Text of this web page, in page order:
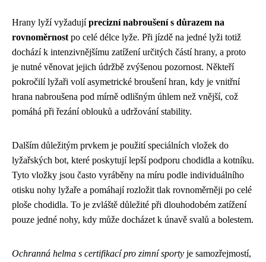
Hrany lyží vyžadujíprecizní nabroušení s důrazem na
rovnoměrnost po celé délce lyže. Při jízdě na jedné lyži totiž
dochází k intenzivnějšímu zatížení určitých částí hrany, a proto
je nutné věnovat jejich údržbě zvýšenou pozornost. Někteří
pokročilí lyžaři volí asymetrické broušení hran, kdy je vnitřní
hrana nabroušena pod mírně odlišným úhlem než vnější, což
pomáhá při řezání oblouků a udržování stability.
Dalším důležitým prvkem je použití speciálních vložek do
lyžařských bot, které poskytují lepší podporu chodidla a kotníku.
Tyto vložky jsou často vyráběny na míru podle individuálního
otisku nohy lyžaře a pomáhají rozložit tlak rovnoměrněji po celé
ploše chodidla. To je zvláště důležité při dlouhodobém zatížení
pouze jedné nohy, kdy může docházet k únavě svalů a bolestem.
Ochranná helma s certifikací pro zimní sporty je samozřejmostí,